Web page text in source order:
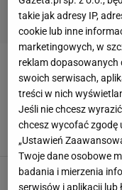
MIGDAŁY
Moja
FASOLKA
takie jak adresy IP,
cookie lub inne
marketingowych, w
reklam dopasowanych
swoich serwisach,
treści w nich
Jeśli nie chcesz
chcesz wycofać zgodę
„Ustawień
Twoje dane osobowe
badania i mierzenia
serwisów i aplikacji lub